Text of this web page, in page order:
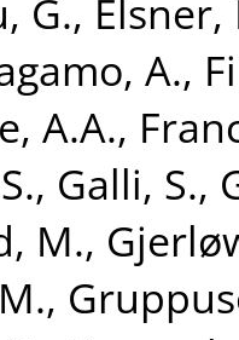
G., Elsner,
A.,
A.A.,
, Galli, S.,
M.,
,